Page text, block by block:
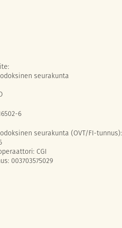
seurakunta
6
seurakunta (OVT/FI-tunnus):
CGI
003703575029